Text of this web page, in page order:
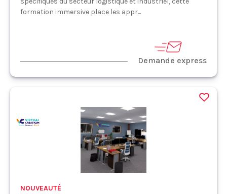
formation immersive place les appr...
Demande express
NOUVEAUTÉ